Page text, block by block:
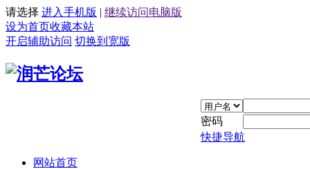
请选择 进入手机版 | 继续访问电脑版
设为首页收藏本站
开启辅助访问 切换到宽版
密码
快捷导航
网站首页